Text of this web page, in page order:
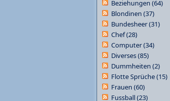
Beziehungen (64)
Blondinen (37)
Bundesheer(31)
Chef(28)
Computer(34)
Diverses(85)
Dummheiten (2)
Flotte Sprüche(15)
Frauen (60)
Fussball(23)